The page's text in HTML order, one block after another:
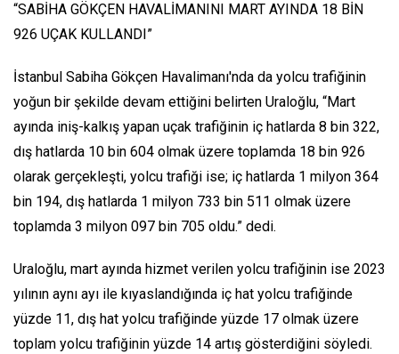
“SABİHA GÖKÇEN HAVALİMANINI MART AYINDA 18 BİN
926 UÇAK KULLANDI”
İstanbul Sabiha Gökçen Havalimanı'nda da yolcu trafiğinin
yoğun bir şekilde devam ettiğini belirten Uraloğlu, “Mart
ayında iniş-kalkış yapan uçak trafiğinin iç hatlarda 8 bin 322,
dış hatlarda 10 bin 604 olmak üzere toplamda 18 bin 926
olarak gerçekleşti, yolcu trafiği ise; iç hatlarda 1 milyon 364
bin 194, dış hatlarda 1 milyon 733 bin 511 olmak üzere
toplamda 3 milyon 097 bin 705 oldu.” dedi.
Uraloğlu, mart ayında hizmet verilen yolcu trafiğinin ise 2023
yılının aynı ayı ile kıyaslandığında iç hat yolcu trafiğinde
yüzde 11, dış hat yolcu trafiğinde yüzde 17 olmak üzere
toplam yolcu trafiğinin yüzde 14 artış gösterdiğini söyledi.